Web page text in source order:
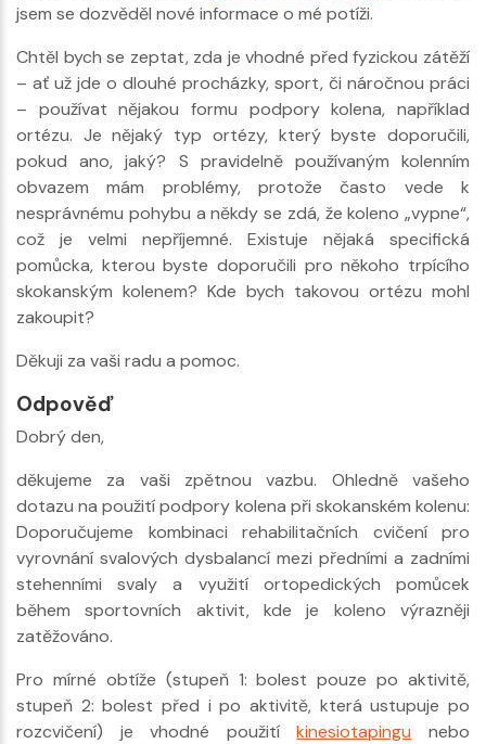
jsem se dozvěděl nové informace o mé potíži.
Chtěl bych se zeptat, zda je vhodné před fyzickou zátěží
– ať už jde o dlouhé procházky, sport, či náročnou práci
– používat nějakou formu podpory kolena, například
ortézu. Je nějaký typ ortézy, který byste doporučili,
pokud ano, jaký? S pravidelně používaným kolenním
obvazem mám problémy, protože často vede k
nesprávnému pohybu a někdy se zdá, že koleno „vypne“,
což je velmi nepříjemné. Existuje nějaká specifická
pomůcka, kterou byste doporučili pro někoho trpícího
skokanským kolenem? Kde bych takovou ortézu mohl
zakoupit?
Děkuji za vaši radu a pomoc.
Odpověď
Dobrý den,
děkujeme za vaši zpětnou vazbu. Ohledně vašeho
dotazu na použití podpory kolena při skokanském kolenu:
Doporučujeme kombinaci rehabilitačních cvičení pro
vyrovnání svalových dysbalancí mezi předními a zadními
stehenními svaly a využití ortopedických pomůcek
během sportovních aktivit, kde je koleno výrazněji
zatěžováno.
Pro mírné obtíže (stupeň 1: bolest pouze po aktivitě,
stupeň 2: bolest před i po aktivitě, která ustupuje po
rozcvičení) je vhodné použitíkinesiotapingu nebo